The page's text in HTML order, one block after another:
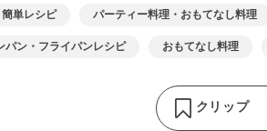
簡単レシピ パーティー料理・おもてなし料理
パン・フライパンレシピ おもてなし料理
クリップ